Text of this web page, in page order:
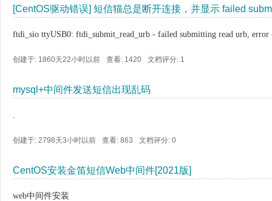
[CentOS驱动错误] 短信猫总是断开连接，并显示 failed
ftdi_sio ttyUSB0: ftdi_submit_read_urb - failed submitting read urb,
创建于: 1860天22小时以前 查看: 1420 文档评分: 1
mysql+中间件发送短信出现乱码
.
创建于: 2798天3小时以前 查看: 863 文档评分: 0
CentOS安装金笛短信Web中间件[2021版]
web中间件安装